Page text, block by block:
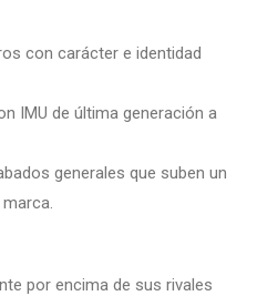
con carácter e identidad
IMU de última generación a
generales que suben un
por encima de sus rivales